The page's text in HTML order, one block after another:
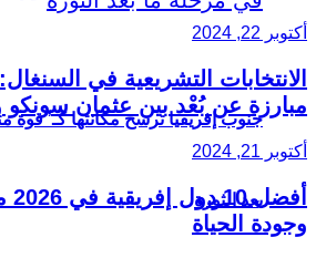
جنوب إفريقيا ترسخ مكانتها
بعد الثورة
أكتوبر 22, 2024
الانتخابات التشريعية في
مبارزة عن بُعْد بين عثمان
أكتوبر 21, 2024
وجودة الحياة